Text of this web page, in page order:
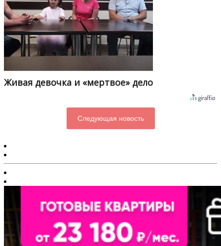
Живая девочка и «мертвое» дело
Следующая новость